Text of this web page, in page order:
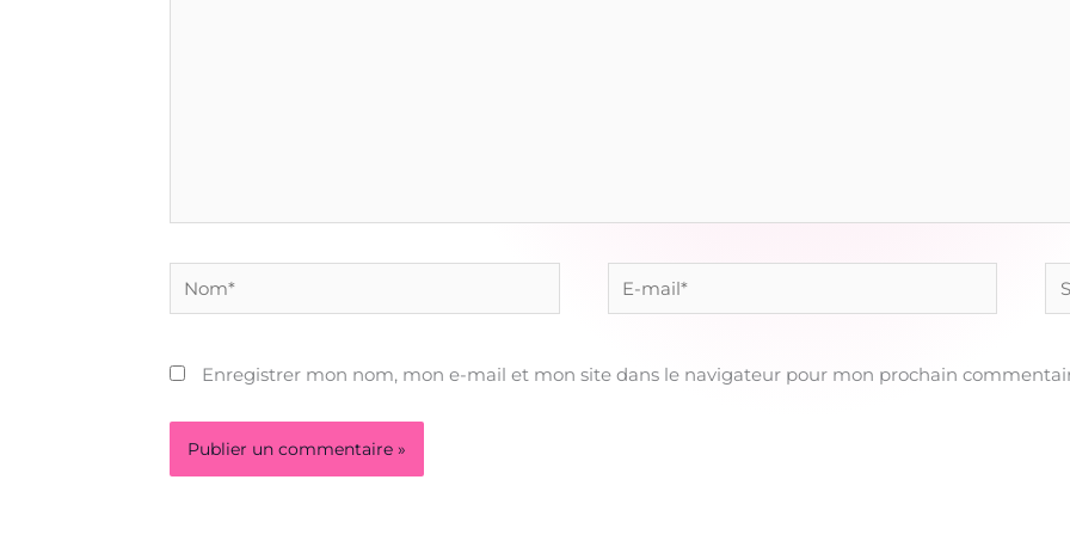
Nom*
E-
mail*
Enregistrer mon nom, mon e-mail et mon site dans le navigateur pour mon prochain